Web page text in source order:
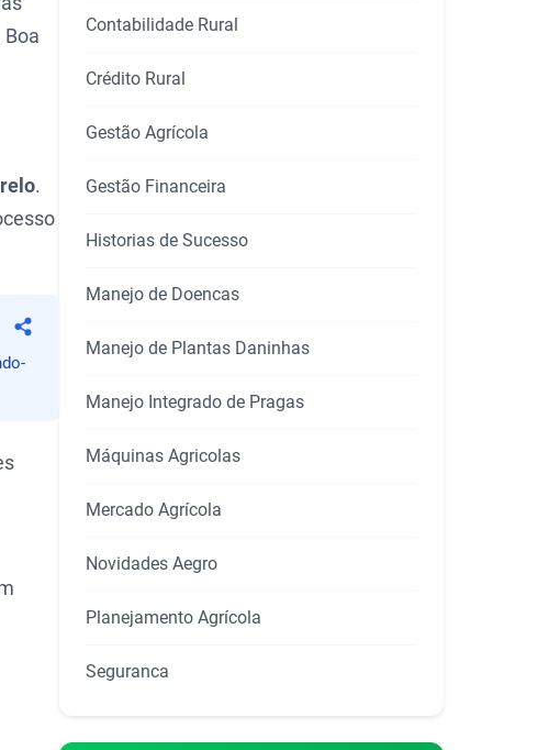
.
Compartilhar
Contabilidade Rural
Crédito Rural
Gestão Agrícola
Gestão Financeira
Historias de Sucesso
Manejo de Doencas
Manejo de Plantas Daninhas
Manejo Integrado de Pragas
Máquinas Agricolas
Mercado Agrícola
Novidades Aegro
Planejamento Agrícola
Seguranca